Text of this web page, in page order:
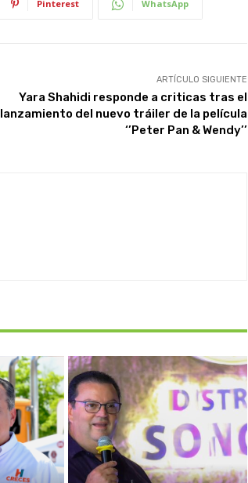
Pinterest WhatsApp
ARTÍCULO SIGUIENTE
Yara Shahidi responde a criticas tras el
lanzamiento del nuevo tráiler de la película
‘’Peter Pan & Wendy’’